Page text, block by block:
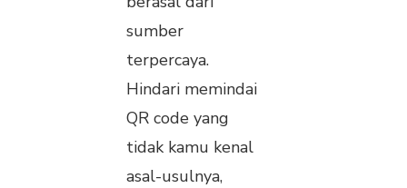
sumber
terpercaya.
Hindari memindai
QR code yang
tidak kamu kenal
asal-usulnya,